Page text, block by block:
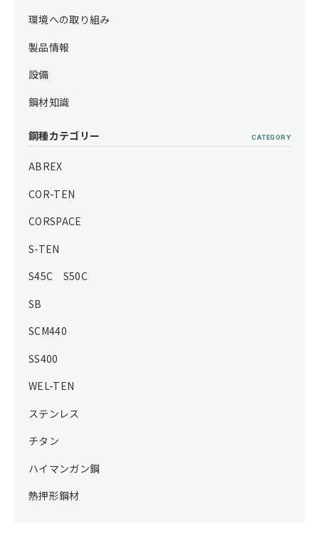
環境への取り組み
製品情報
設備
鋼材知識
鋼種カテゴリー CATEGORY
ABREX
COR-TEN
CORSPACE
S-TEN
S45C S50C
SB
SCM440
SS400
WEL-TEN
ステンレス
チタン
ハイマンガン鋼
熱押形鋼材